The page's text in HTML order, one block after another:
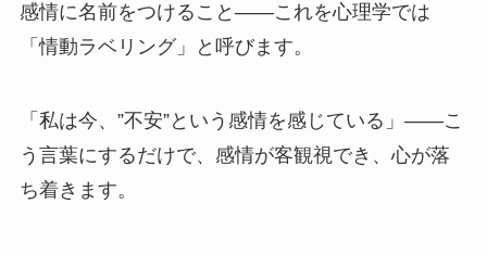
感情に名前をつけること――これを心理学では
「情動ラベリング」と呼びます。
「私は今、”不安”という感情を感じている」――こ
う言葉にするだけで、感情が客観視でき、心が落
ち着きます。